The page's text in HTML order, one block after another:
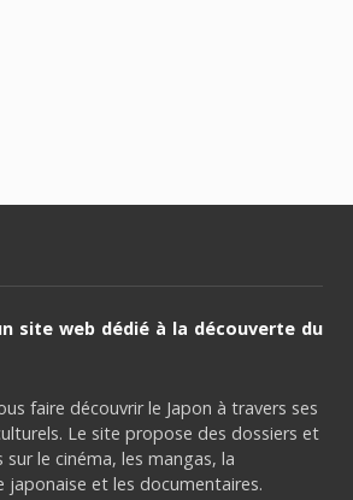
site web dédié à la découverte du
faire découvrir le Japon à travers ses
Le site propose des dossiers et
le cinéma, les mangas, la
et les documentaires.